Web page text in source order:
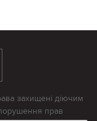
захищені діючим
прав